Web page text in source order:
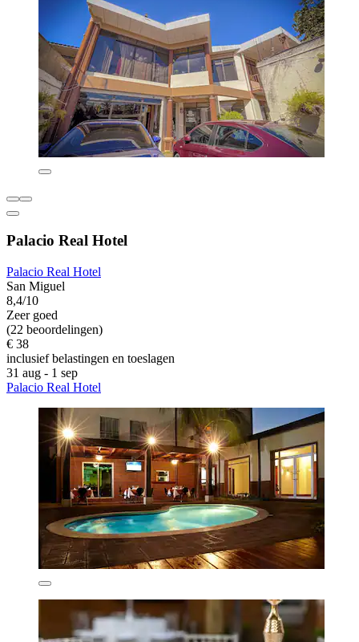
Palacio Real Hotel
Palacio Real Hotel
San Miguel
8,4/10
Zeer goed
(22 beoordelingen)
€ 38
inclusief belastingen en toeslagen
31 aug - 1 sep
Palacio Real Hotel